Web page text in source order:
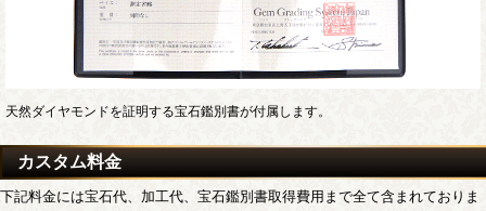
天然ダイヤモンドを証明する宝石鑑別書が付属します。
カスタム料金
下記料金には宝石代、加工代、宝石鑑別書取得費用まで全て含まれておりま